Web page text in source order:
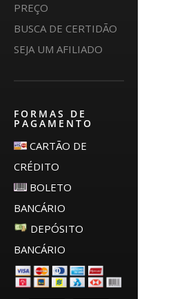
PREÇO
BUSCA DE CERTIDÃO
SEJA UM AFILIADO
FORMAS DE
PAGAMENTO
CARTÃO DE
CRÉDITO
BOLETO
BANCÁRIO
DEPÓSITO
BANCÁRIO